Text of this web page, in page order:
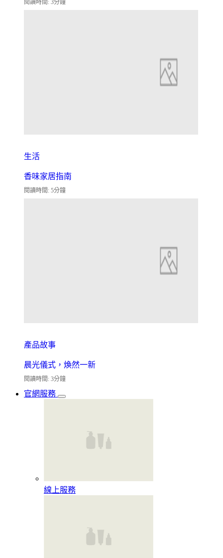
閱讀時間: 3分鐘
生活
香味家居指南
閱讀時間: 5分鐘
產品故事
晨光儀式，煥然一新
閱讀時間: 3分鐘
官網服務
線上服務